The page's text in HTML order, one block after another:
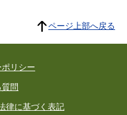
ページ上部へ戻る
リシー
問
律に基づく表記